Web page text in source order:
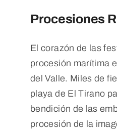
Procesiones
El corazón de las
procesión marítima
del Valle. Miles de
playa de El Tirano
bendición de las
procesión de la